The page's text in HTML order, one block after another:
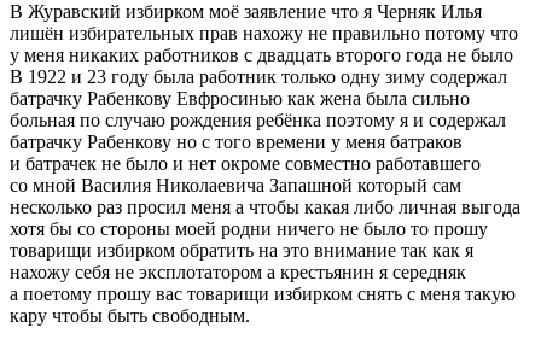
В Журавский избирком моё заявление что я Черняк Илья
лишён избирательных прав нахожу не правильно потому что
у меня никаких работников с двадцать второго года не было
В 1922 и 23 году была работник только одну зиму содержал
батрачку Рабенкову Евфросинью как жена была сильно
больная по случаю рождения ребёнка поэтому я и содержал
батрачку Рабенкову но с того времени у меня батраков
и батрачек не было и нет окроме совместно работавшего
со мной Василия Николаевича Запашной который сам
несколько раз просил меня а чтобы какая либо личная выгода
хотя бы со стороны моей родни ничего не было то прошу
товарищи избирком обратить на это внимание так как я
нахожу себя не эксплотатором а крестьянин я середняк
а поетому прошу вас товарищи избирком снять с меня такую
кару чтобы быть свободным.